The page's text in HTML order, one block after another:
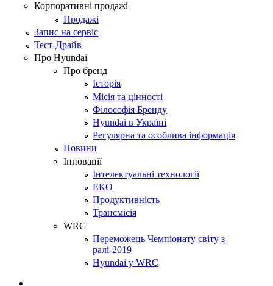
Корпоративні продажі
Продажі
Запис на сервіс
Тест-Драйв
Про Hyundai
Про бренд
Історія
Місія та цінності
Філософія Бренду
Hyundai в Україні
Регулярна та особлива інформація
Новини
Інновації
Інтелектуальні технології
ЕКО
Продуктивність
Трансмісія
WRC
Переможець Чемпіонату світу з
ралі-2019
Hyundai у WRC